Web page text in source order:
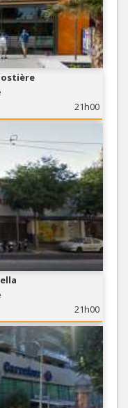
21h00
21h00